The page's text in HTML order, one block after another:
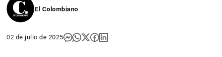
El Colombiano
02 de julio de 2025